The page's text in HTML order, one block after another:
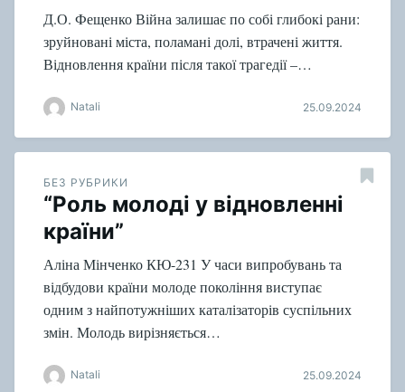
Д.О. Фещенко Війна залишає по собі глибокі рани:
зруйновані міста, поламані долі, втрачені життя.
Відновлення країни після такої трагедії –…
Natali 25.09.2024
БЕЗ РУБРИКИ
“Роль молоді у відновленні
країни”
Аліна Мінченко КЮ-231 У часи випробувань та
відбудови країни молоде покоління виступає
одним з найпотужніших каталізаторів суспільних
змін. Молодь вирізняється…
Natali 25.09.2024